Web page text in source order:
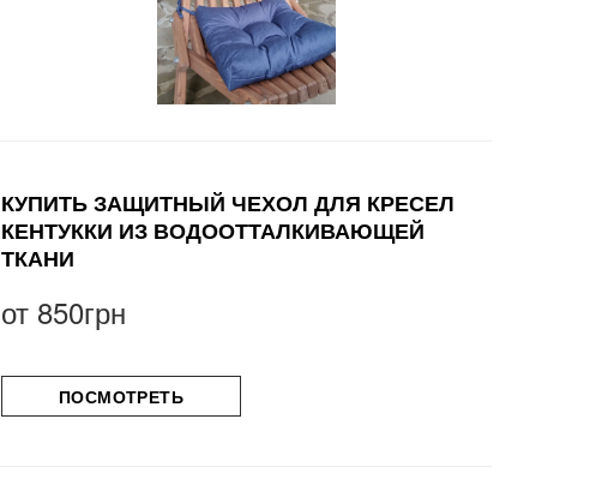
КУПИТЬ ЗАЩИТНЫЙ ЧЕХОЛ ДЛЯ КРЕСЕЛ
КЕНТУККИ ИЗ ВОДООТТАЛКИВАЮЩЕЙ
ТКАНИ
от 850грн
ПОСМОТРЕТЬ